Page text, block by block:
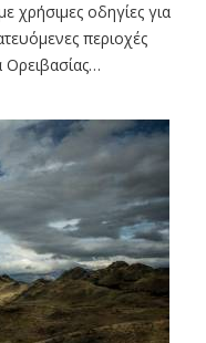
χρήσιμες οδηγίες για
περιοχές